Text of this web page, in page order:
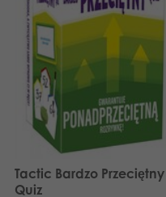
Tactic Bardzo Przeciętny
Quiz